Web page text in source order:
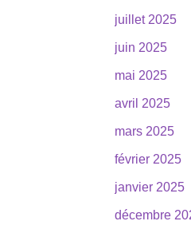
juillet 2025
juin 2025
mai 2025
avril 2025
mars 2025
février 2025
janvier 2025
décembre